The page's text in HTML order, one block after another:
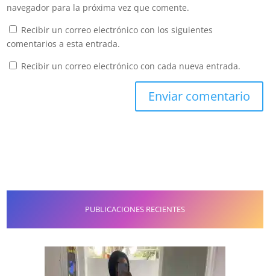
navegador para la próxima vez que comente.
Recibir un correo electrónico con los siguientes
comentarios a esta entrada.
Recibir un correo electrónico con cada nueva entrada.
PUBLICACIONES RECIENTES